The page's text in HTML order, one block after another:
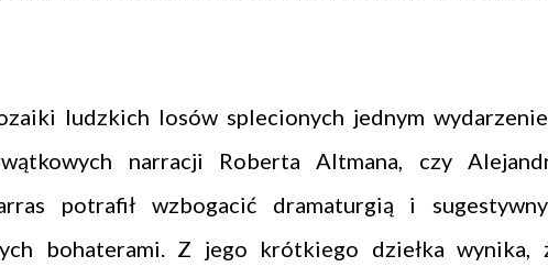
ludzkich losów splecionych jednym
narracji Roberta Altmana, czy
potrafił wzbogacić dramaturgią i
bohaterami. Z jego krótkiego dziełka wynika,